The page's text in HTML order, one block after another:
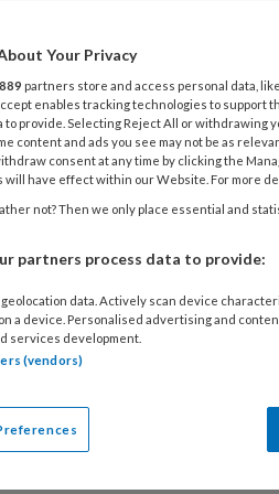
van Stichting Rijswijkse
mogen zich sinds
lezen?
lees 2 artikelen gratis per
Your Privacy
889 partners store and access personal data,
enables tracking technologies to support
to provide. Selecting Reject All or withdrawing
content and ads you see may not be as
consent at any time by clicking the
will have effect within our Website. For more
not? Then we only place essential and
partners process data to provide:
data. Actively scan device
a device. Personalised advertising and
services development.
(vendors)